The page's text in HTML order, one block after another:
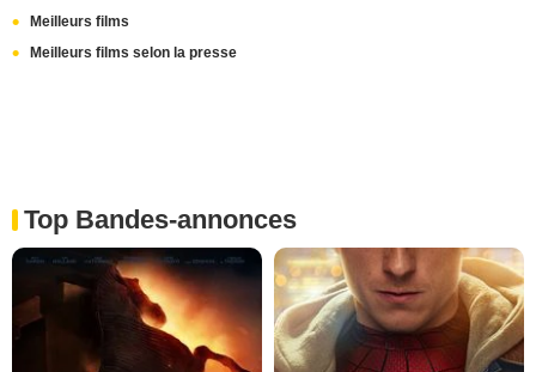
Meilleurs films
Meilleurs films selon la presse
Top Bandes-annonces